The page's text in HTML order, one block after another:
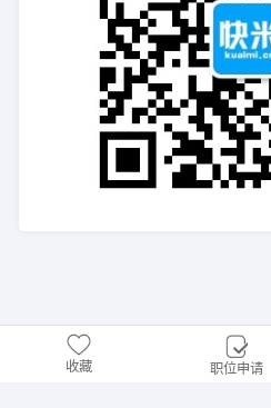
收藏 职位申请